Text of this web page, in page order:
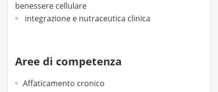
benessere cellulare
integrazione e nutraceutica clinica
Aree di competenza
Affaticamento cronico